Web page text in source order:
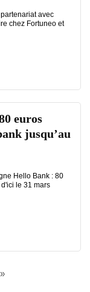
avec
chez Fortuneo et
euros
jusqu’au
Hello Bank : 80
le 31 mars